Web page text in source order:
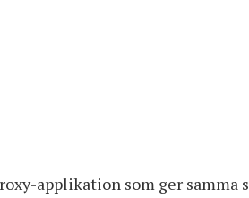
applikation som ger samma